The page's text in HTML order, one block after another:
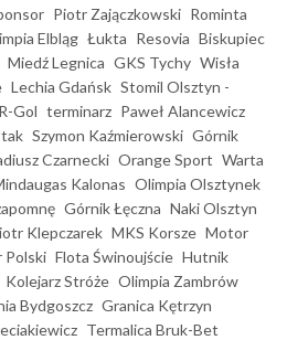
Piotr Zajączkowski Rominta
Elbląg Łukta Resovia Biskupiec
Miedź Legnica GKS Tychy Wisła
Lechia Gdańsk Stomil Olsztyn -
R-Gol terminarz Paweł Alancewicz
Szymon Kaźmierowski Górnik
Czarnecki Orange Sport Warta
Kalonas Olimpia Olsztynek
Górnik Łęczna Naki Olsztyn
Klepczarek MKS Korsze Motor
Polski Flota Świnoujście Hutnik
Kolejarz Stróże Olimpia Zambrów
Bydgoszcz Granica Kętrzyn
Termalica Bruk-Bet